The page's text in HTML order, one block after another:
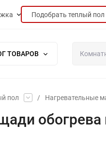
Подобрать теплый пол
ТОВАРОВ
пол / Нагревательные
обогрева